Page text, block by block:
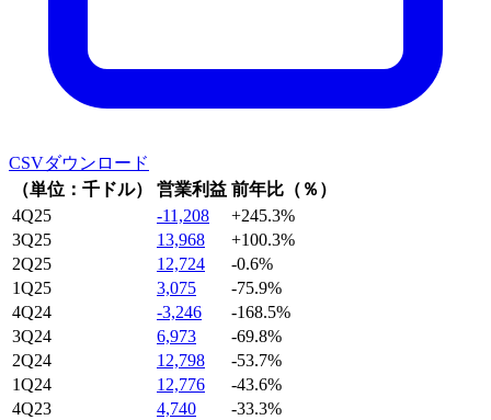
CSVダウンロード
（単位：千ドル）
営業利益 前年比（％）
4Q25
-11,208
+245.3%
3Q25
13,968
+100.3%
2Q25
12,724
-0.6%
1Q25
3,075
-75.9%
4Q24
-3,246
-168.5%
3Q24
6,973
-69.8%
2Q24
12,798
-53.7%
1Q24
12,776
-43.6%
4Q23
4,740
-33.3%